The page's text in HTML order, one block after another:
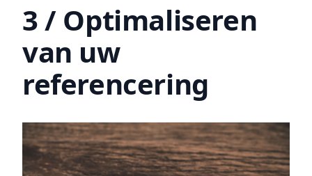
3 / Optimaliseren
van uw
referencering